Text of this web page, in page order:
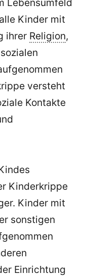
Lebensumfeld
Kinder mit
ihrer Religion,
versteht
Kontakte
Kinderkrippe
Kinder mit
sonstigen
Einrichtung